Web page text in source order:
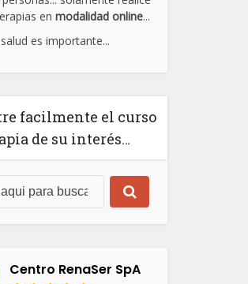
en modalidad online...
es importante...
facilmente el curso
de su interés…
Centro RenaSer SpA